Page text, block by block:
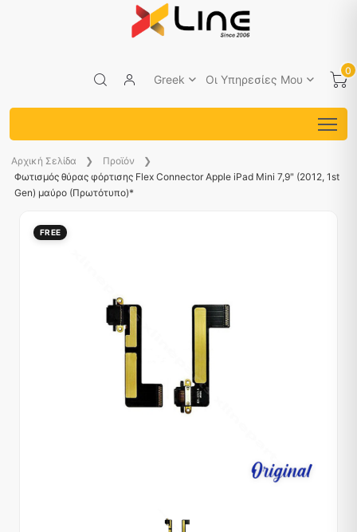
Greek Οι Υπηρεσίες Μου
0
Aρχική Σελίδα
Προϊόν
Φωτισμός θύρας φόρτισης Flex Connector Apple iPad Mini 7,9" (2012, 1st
Gen) μαύρο (Πρωτότυπο)*
FREE